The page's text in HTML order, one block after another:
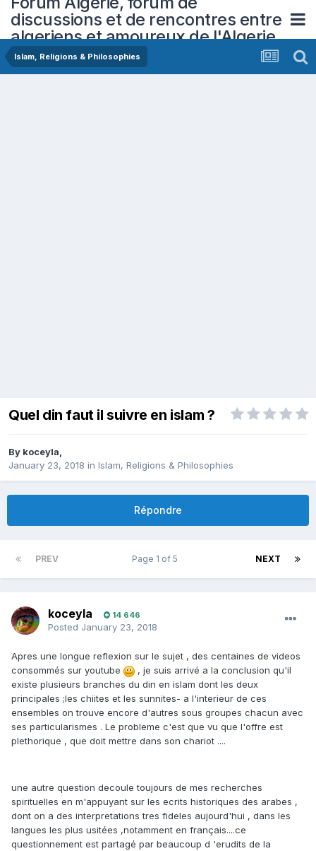
discussions et de rencontres entre
algeriens et amoureux de l'Algerie
Islam, Religions & Philosophies
Quel din faut il suivre en islam ?
By koceyla,
January 23, 2018 in Islam, Religions & Philosophies
Répondre
PREV NEXT
Page 1 of 5
koceyla 14 646
Posted January 23, 2018
Apres une longue reflexion sur le sujet , des centaines de videos
consommés sur youtube
, je suis arrivé a la conclusion qu'il
existe plusieurs branches du din en islam dont les deux
principales ;les chiites et les sunnites- a l'interieur de ces
ensembles on trouve encore d'autres sous groupes chacun avec
ses particularismes . Le probleme c'est que vu que l'offre est
plethorique , que doit mettre dans son chariot ....
une autre question decoule toujours de mes recherches
spirituelles en m'appuyant sur les ecrits historiques des arabes ,
dont on a des interpretations tres fideles aujourd'hui , dans les
langues les plus usitées ,notamment en français....ce
questionnement est partagé par beaucoup d 'erudits de la